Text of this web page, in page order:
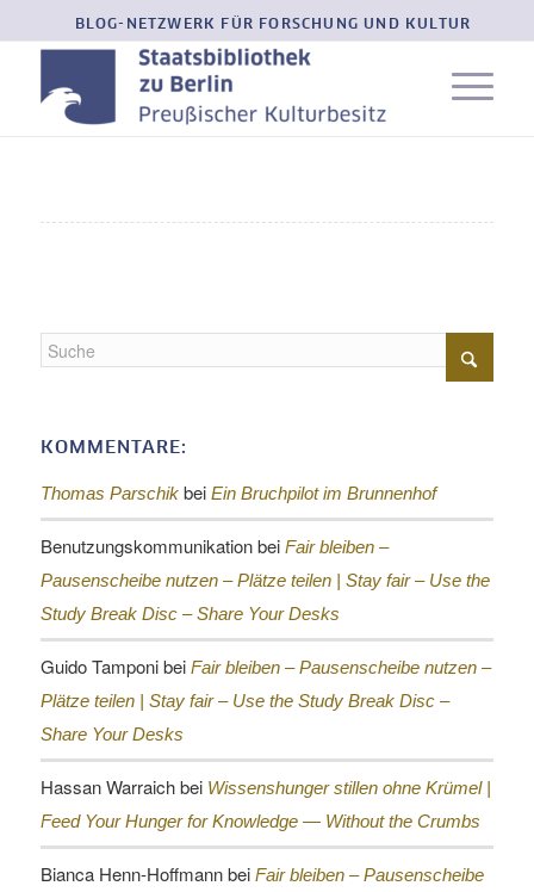
BLOG-NETZWERK FÜR FORSCHUNG UND KULTUR
KOMMENTARE:
Thomas Parschikbei Ein Bruchpilot im Brunnenhof
Benutzungskommunikationbei Fair bleiben –
Pausenscheibe nutzen – Plätze teilen | Stay fair – Use the
Study Break Disc – Share Your Desks
Guido Tamponibei Fair bleiben – Pausenscheibe nutzen –
Plätze teilen | Stay fair – Use the Study Break Disc –
Share Your Desks
Hassan Warraichbei Wissenshunger stillen ohne Krümel |
Feed Your Hunger for Knowledge — Without the Crumbs
Bianca Henn-Hoffmannbei Fair bleiben – Pausenscheibe